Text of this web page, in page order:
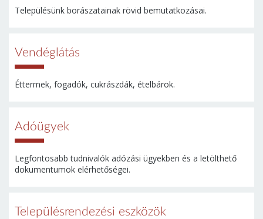
Településünk borászatainak rövid bemutatkozásai.
Vendéglátás
Éttermek, fogadók, cukrászdák, ételbárok.
Adóügyek
Legfontosabb tudnivalók adózási ügyekben és a letölthető
dokumentumok elérhetőségei.
Településrendezési eszközök